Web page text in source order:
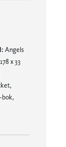
Angels
x 33
bok,